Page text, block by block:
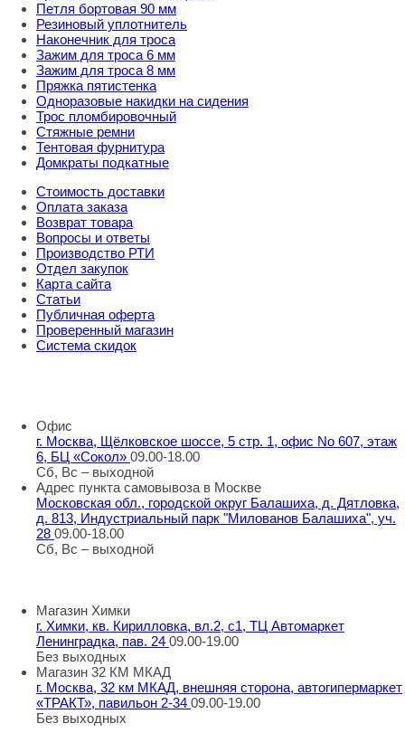
Петля бортовая 90 мм
Резиновый уплотнитель
Наконечник для троса
Зажим для троса 6 мм
Зажим для троса 8 мм
Пряжка пятистенка
Одноразовые накидки на сидения
Трос пломбировочный
Стяжные ремни
Тентовая фурнитура
Домкраты подкатные
Стоимость доставки
Оплата заказа
Возврат товара
Вопросы и ответы
Производство РТИ
Отдел закупок
Карта сайта
Статьи
Публичная оферта
Проверенный магазин
Система скидок
Офис
г. Москва, Щёлковское шоссе, 5 стр. 1, офис No 607, этаж
6, БЦ «Сокол» 09.00-18.00
Сб, Вс – выходной
Адрес пункта самовывоза в Москве
Московская обл., городской округ Балашиха, д. Дятловка,
д. 813, Индустриальный парк "Милованов Балашиха", уч.
28 09.00-18.00
Сб, Вс – выходной
Магазин Химки
г. Химки, кв. Кирилловка, вл.2, с1, ТЦ Автомаркет
Ленинградка, пав. 24 09.00-19.00
Без выходных
Магазин 32 КМ МКАД
г. Москва, 32 км МКАД, внешняя сторона, автогипермаркет
«ТРАКТ», павильон 2-34 09.00-19.00
Без выходных